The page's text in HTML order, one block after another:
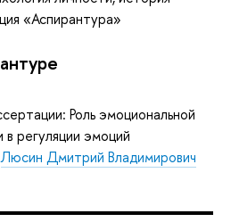
«Аспирантура»
Роль эмоциональной
регуляции эмоций
Люсин Дмитрий Владимирович